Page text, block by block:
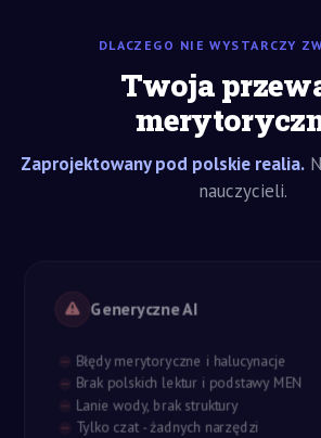
DLACZEGO NIE WYSTARCZY
Twoja
Zaprojektowany pod polskie realia.
nauczycieli.
Generyczne AI
Błędy merytoryczne i halucynacje
Brak polskich lektur i podstawy MEN
Lanie wody, brak struktury
Tylko czat - żadnych narzędzi